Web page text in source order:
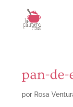
pan-de-
por Rosa